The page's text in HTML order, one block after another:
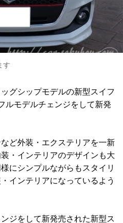
す
グシップモデルの新型スイフ
ルモデルチェンジをして新発
ど外装・エクステリアを一新
・インテリアのデザインも大
にシンプルながらもスタイリ
インテリアになっているよう
ジをして新発売された新型ス